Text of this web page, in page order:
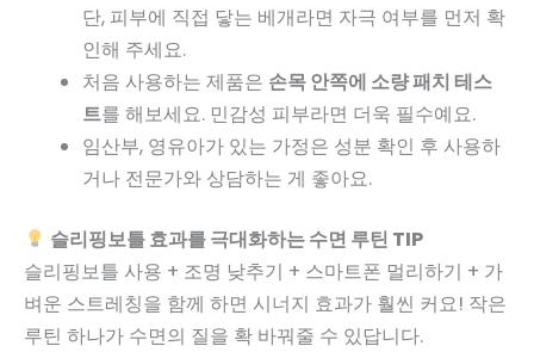
단, 피부에 직접 닿는 베개라면 자극 여부를 먼저 확
인해 주세요.
처음 사용하는 제품은 손목 안쪽에 소량 패치 테스
트를 해보세요. 민감성 피부라면 더욱 필수예요.
임산부, 영유아가 있는 가정은 성분 확인 후 사용하
거나 전문가와 상담하는 게 좋아요.
슬리핑보틀 효과를 극대화하는 수면 루틴 TIP
슬리핑보틀 사용 + 조명 낮추기 + 스마트폰 멀리하기 + 가
벼운 스트레칭을 함께 하면 시너지 효과가 훨씬 커요! 작은
루틴 하나가 수면의 질을 확 바꿔줄 수 있답니다.